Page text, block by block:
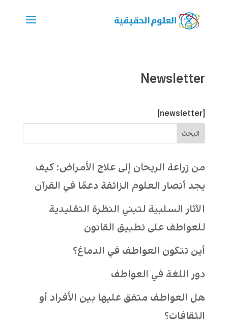
Newsletter
[newsletter]
البحث
من زراعة الريحان إلى علاج الأمراض: كيف
يجد أنصار العلوم الزائفة دعمًا في القرآن
الآثار السلبية لتبني النظرة التقليدية
للعواطف على تطبيق القانون
أين تتكون العواطف في الدماغ؟
دور اللغة في العواطف
هل العواطف متفق عليها بين الأفراد أو
الثقافات؟